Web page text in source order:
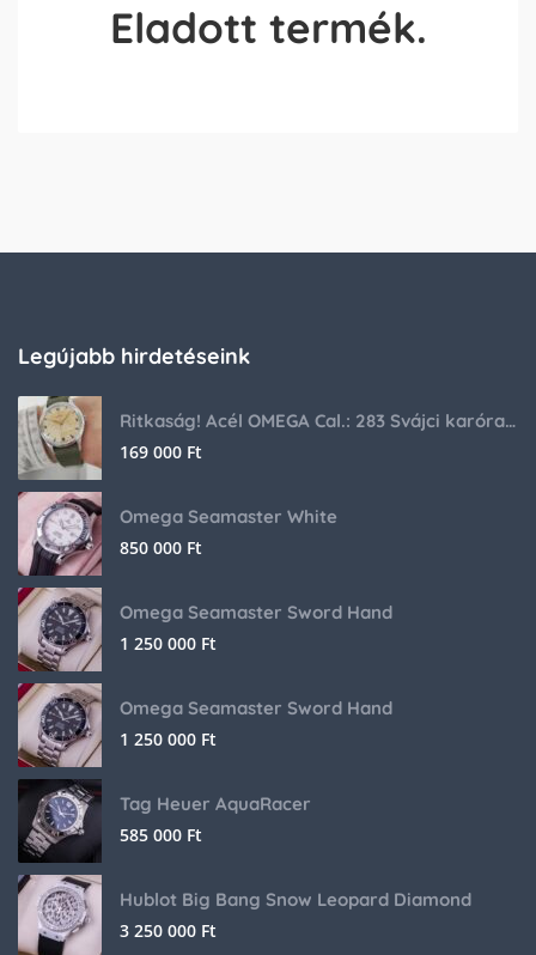
Eladott termék.
Legújabb hirdetéseink
Ritkaság! Acél OMEGA Cal.: 283 Svájci karóra 1953-ból!
169 000 Ft
Omega Seamaster White
850 000 Ft
Omega Seamaster Sword Hand
1 250 000 Ft
Omega Seamaster Sword Hand
1 250 000 Ft
Tag Heuer AquaRacer
585 000 Ft
Hublot Big Bang Snow Leopard Diamond
3 250 000 Ft